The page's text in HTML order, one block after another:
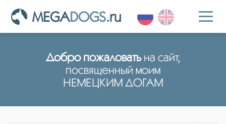
MEGADOGS.ru
Добро пожаловатьна сайт,
посвященный моим
НЕМЕЦКИМ ДОГАМ